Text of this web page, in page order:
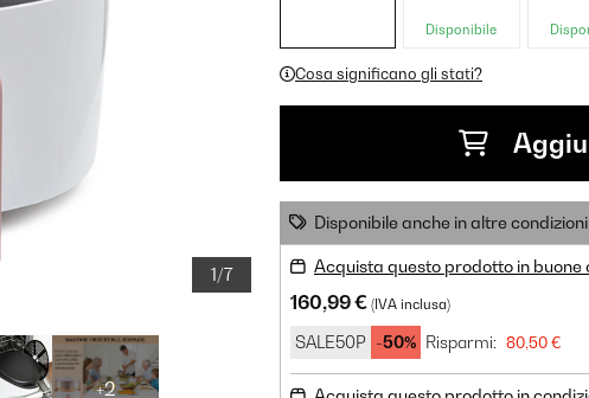
1/7
+2
Disponibile
Cosa significano gli stati?
Disponibile anche in altre condizioni
Acquista questo prodotto in buone
160,99 € (IVA inclusa)
SALE50P -50% Risparmi: 80,50 €